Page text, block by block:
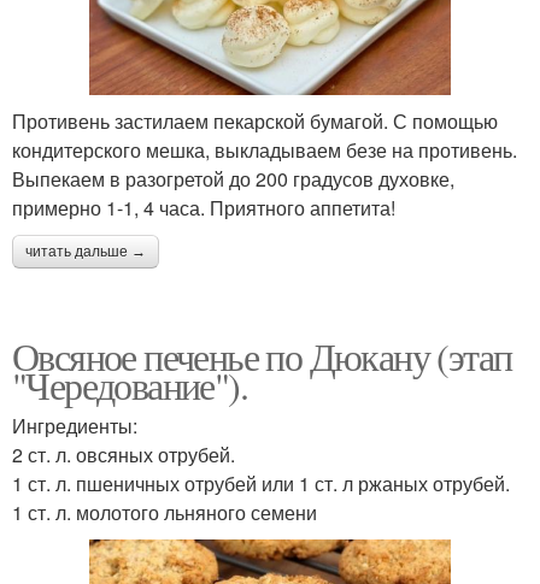
Противень застилаем пекарской бумагой. С помощью
кондитерского мешка, выкладываем безе на противень.
Выпекаем в разогретой до 200 градусов духовке,
примерно 1-1, 4 часа. Приятного аппетита!
читать дальше →
Овсяное печенье по Дюкану (этап
"Чередование").
Ингредиенты:
2 ст. л. овсяных отрубей.
1 ст. л. пшеничных отрубей или 1 ст. л ржаных отрубей.
1 ст. л. молотого льняного семени